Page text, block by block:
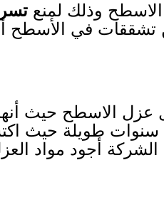
وذلك لمنع
تشققات في
الاسطح حيث أنها
سنوات طويلة حيث
الشركة أجود مواد